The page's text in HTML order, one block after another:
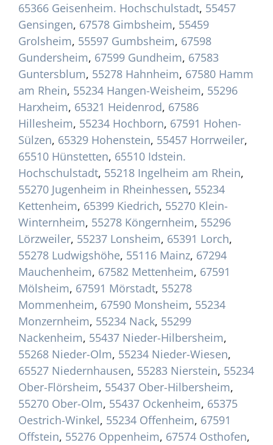
65366 Geisenheim. Hochschulstadt, 55457
Gensingen, 67578 Gimbsheim, 55459
Grolsheim, 55597 Gumbsheim, 67598
Gundersheim, 67599 Gundheim, 67583
Guntersblum, 55278 Hahnheim, 67580 Hamm
am Rhein, 55234 Hangen-Weisheim, 55296
Harxheim, 65321 Heidenrod, 67586
Hillesheim, 55234 Hochborn, 67591 Hohen-
Sülzen, 65329 Hohenstein, 55457 Horrweiler,
65510 Hünstetten, 65510 Idstein.
Hochschulstadt, 55218 Ingelheim am Rhein,
55270 Jugenheim in Rheinhessen, 55234
Kettenheim, 65399 Kiedrich, 55270 Klein-
Winternheim, 55278 Köngernheim, 55296
Lörzweiler, 55237 Lonsheim, 65391 Lorch,
55278 Ludwigshöhe, 55116 Mainz, 67294
Mauchenheim, 67582 Mettenheim, 67591
Mölsheim, 67591 Mörstadt, 55278
Mommenheim, 67590 Monsheim, 55234
Monzernheim, 55234 Nack, 55299
Nackenheim, 55437 Nieder-Hilbersheim,
55268 Nieder-Olm, 55234 Nieder-Wiesen,
65527 Niedernhausen, 55283 Nierstein, 55234
Ober-Flörsheim, 55437 Ober-Hilbersheim,
55270 Ober-Olm, 55437 Ockenheim, 65375
Oestrich-Winkel, 55234 Offenheim, 67591
Offstein, 55276 Oppenheim, 67574 Osthofen,